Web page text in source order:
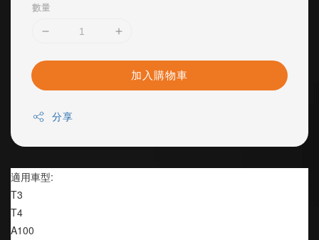
數量
加入購物車
分享
適用車型:
T3
T4
A100